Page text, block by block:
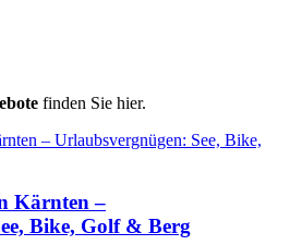
finden Sie hier.
Kärnten –
Bike, Golf & Berg